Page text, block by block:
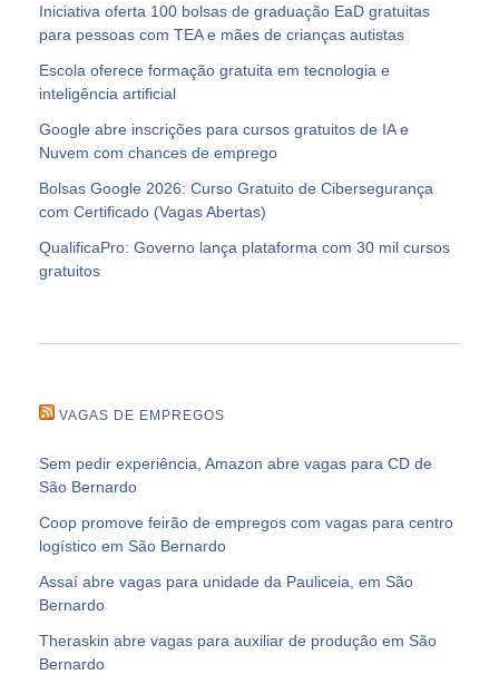
Iniciativa oferta 100 bolsas de graduação EaD gratuitas
para pessoas com TEA e mães de crianças autistas
Escola oferece formação gratuita em tecnologia e
inteligência artificial
Google abre inscrições para cursos gratuitos de IA e
Nuvem com chances de emprego
Bolsas Google 2026: Curso Gratuito de Cibersegurança
com Certificado (Vagas Abertas)
QualificaPro: Governo lança plataforma com 30 mil cursos
gratuitos
VAGAS DE EMPREGOS
Sem pedir experiência, Amazon abre vagas para CD de
São Bernardo
Coop promove feirão de empregos com vagas para centro
logístico em São Bernardo
Assaí abre vagas para unidade da Pauliceia, em São
Bernardo
Theraskin abre vagas para auxiliar de produção em São
Bernardo